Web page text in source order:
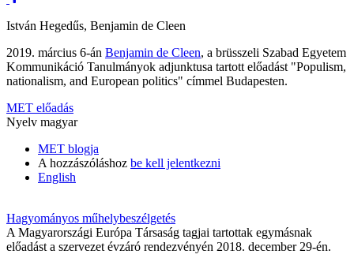
István Hegedűs, Benjamin de Cleen
2019. március 6-án Benjamin de Cleen, a brüsszeli Szabad Egyetem
Kommunikáció Tanulmányok adjunktusa tartott előadást "Populism,
nationalism, and European politics" címmel Budapesten.
MET előadás
Nyelv magyar
MET blogja
A hozzászóláshoz be kell jelentkezni
English
Hagyományos műhelybeszélgetés
A Magyarországi Európa Társaság tagjai tartottak egymásnak
előadást a szervezet évzáró rendezvényén 2018. december 29-én.